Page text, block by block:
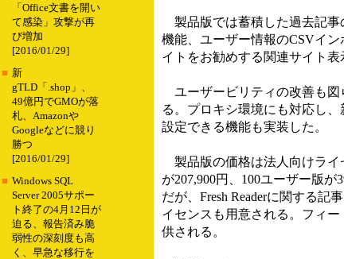
「Office文書を開い
て感染」攻撃が再
び増加
[2016/01/29]
■ 新
gTLD「.shop」、
49億円でGMOが落
札、Amazonや
Googleなどに競り
勝つ
[2016/01/29]
■ Windows SQL
Server 2005サポー
ト終了の4月12日が
迫る、報告済み脆
弱性の深刻度も高
く、早急な移行を
製品版では蓄積した過去記事
機能、ユーザー情報のCSVイ
イトをお勧めする関連サイト表
ユーザービリティの改善も図
る。プロキシ環境にも対応し
設定できる機能も実装した。
製品版の価格は法人向けライ
が207,900円、100ユーザー版
だが、Fresh Readerに関する
イセンスも用意される。フィ
供される。